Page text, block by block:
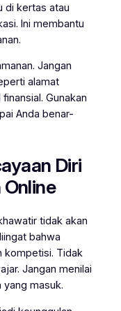
di kertas atau
Ini membantu
Jangan
alamat
Gunakan
Anda benar-
Diri
tidak akan
bahwa
kompetisi. Tidak
Jangan menilai
yang masuk.